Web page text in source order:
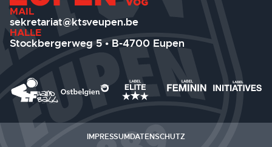
MAIL
sekretariat@ktsveupen.be
HALLE
Stockbergerweg 5 • B-4700 Eupen
IMPRESSUMDATENSCHUTZ